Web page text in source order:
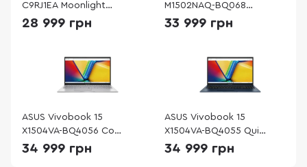
C9RJ1EA Moonlight
Blue
28 999 грн
M1502NAQ-BQ068
Cool Silver
33 999 грн
ASUS Vivobook 15
X1504VA-BQ4056 Cool
Silver
34 999 грн
ASUS Vivobook 15
X1504VA-BQ4055 Quiet
Blue
34 999 грн